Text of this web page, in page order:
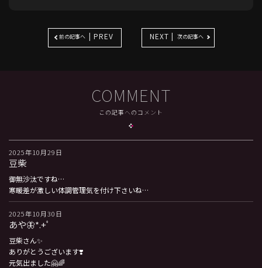
前の記事へ | PREV NEXT | 次の記事へ
COMMENT
この記事へのコメント
2025年10月29日
豆柴
御無沙汰ですね…
寒暖差が激しい体調管理気を付け下さいね…
2025年10月30日
あや🦋*.+ﾟ
豆柴さん✨️
ありがとうございます❣️
元気出ました🤗🌈